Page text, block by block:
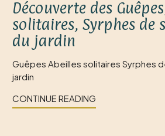
Découverte des
solitaires, Syrphes de
du jardin
Guêpes Abeilles solitaires Syrphes
jardin
CONTINUE READING